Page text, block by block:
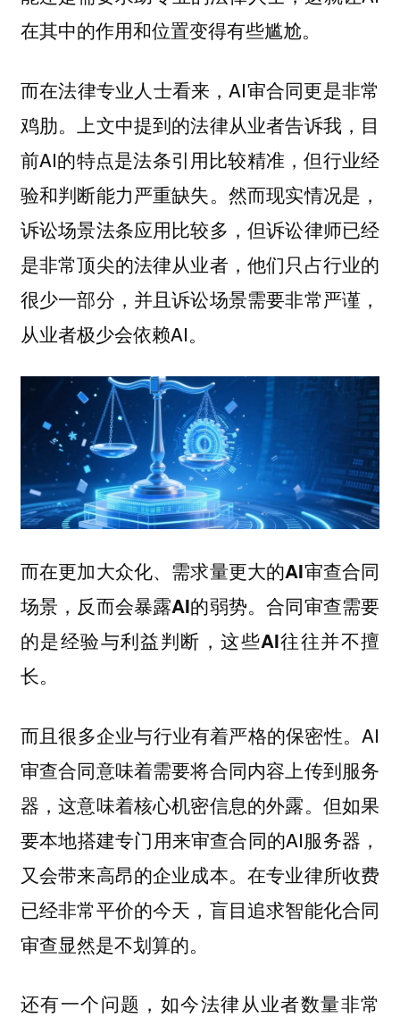
在其中的作用和位置变得有些尴尬。
而在法律专业人士看来，AI审合同更是非常
鸡肋。上文中提到的法律从业者告诉我，目
前AI的特点是法条引用比较精准，但行业经
验和判断能力严重缺失。然而现实情况是，
诉讼场景法条应用比较多，但诉讼律师已经
是非常顶尖的法律从业者，他们只占行业的
很少一部分，并且诉讼场景需要非常严谨，
从业者极少会依赖AI。
而在更加大众化、需求量更大的AI审查合同
场景，反而会暴露AI的弱势。合同审查需要
的是经验与利益判断，这些AI往往并不擅
长。
而且很多企业与行业有着严格的保密性。AI
审查合同意味着需要将合同内容上传到服务
器，这意味着核心机密信息的外露。但如果
要本地搭建专门用来审查合同的AI服务器，
又会带来高昂的企业成本。在专业律所收费
已经非常平价的今天，盲目追求智能化合同
审查显然是不划算的。
还有一个问题，如今法律从业者数量非常